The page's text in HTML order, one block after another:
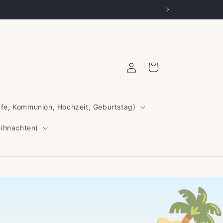
Kommunion, Hochzeit, Geburtstag)
EinloggenWarenkorb